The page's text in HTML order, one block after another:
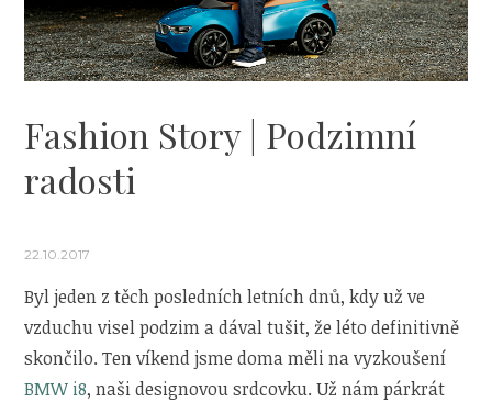
Fashion Story | Podzimní
radosti
22.10.2017
Byl jeden z těch posledních letních dnů, kdy už ve
vzduchu visel podzim a dával tušit, že léto definitivně
skončilo. Ten víkend jsme doma měli na vyzkoušení
BMW i8, naši designovou srdcovku. Už nám párkrát